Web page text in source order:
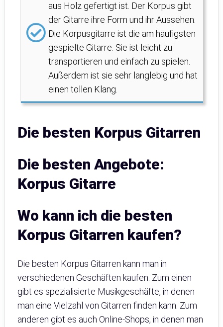
aus Holz gefertigt ist. Der Korpus gibt
der Gitarre ihre Form und ihr Aussehen.
Die Korpusgitarre ist die am häufigsten
gespielte Gitarre. Sie ist leicht zu
transportieren und einfach zu spielen.
Außerdem ist sie sehr langlebig und hat
einen tollen Klang.
Die besten Korpus Gitarren
Die besten Angebote:
Korpus Gitarre
Wo kann ich die besten
Korpus Gitarren kaufen?
Die besten Korpus Gitarren kann man in
verschiedenen Geschäften kaufen. Zum einen
gibt es spezialisierte Musikgeschäfte, in denen
man eine Vielzahl von Gitarren finden kann. Zum
anderen gibt es auch Online-Shops, in denen man